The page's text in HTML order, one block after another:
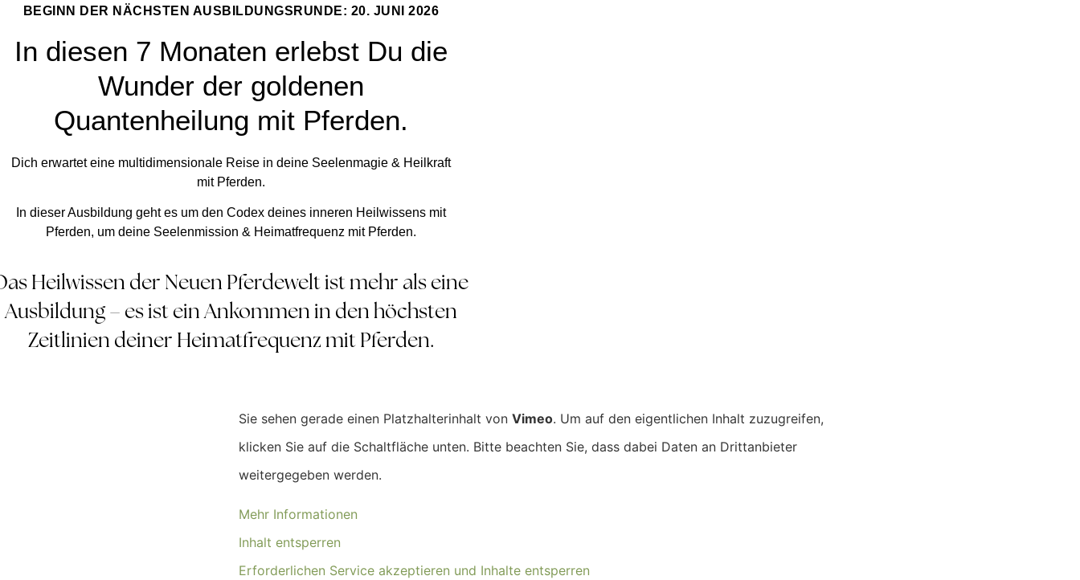
BEGINN DER NÄCHSTEN AUSBILDUNGSRUNDE: 20. JUNI 2026
In diesen 7 Monaten erlebst Du die
Wunder der goldenen
Quantenheilung mit Pferden.
Dich erwartet eine multidimensionale Reise in deine Seelenmagie & Heilkraft
mit Pferden.
In dieser Ausbildung geht es um den Codex deines inneren Heilwissens mit
Pferden, um deine Seelenmission & Heimatfrequenz mit Pferden.
Heilwissen der Neuen Pferdewelt ist mehr als eine
Ausbildung – es ist ein Ankommen in den höchsten
Zeitlinien deiner Heimatfrequenz mit Pferden.
Sie sehen gerade einen Platzhalterinhalt von Vimeo. Um auf den eigentlichen Inhalt zuzugreifen,
klicken Sie auf die Schaltfläche unten. Bitte beachten Sie, dass dabei Daten an Drittanbieter
weitergegeben werden.
Mehr Informationen
Inhalt entsperren
Erforderlichen Service akzeptieren und Inhalte entsperren